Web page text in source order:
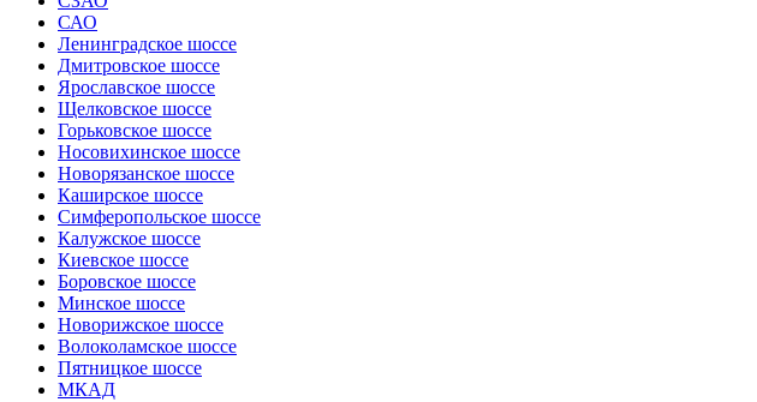
САО
Ленинградское шоссе
Дмитровское шоссе
Ярославское шоссе
Щелковское шоссе
Горьковское шоссе
Носовихинское шоссе
Новорязанское шоссе
Каширское шоссе
Симферопольское шоссе
Калужское шоссе
Киевское шоссе
Боровское шоссе
Минское шоссе
Новорижское шоссе
Волоколамское шоссе
Пятницкое шоссе
МКАД